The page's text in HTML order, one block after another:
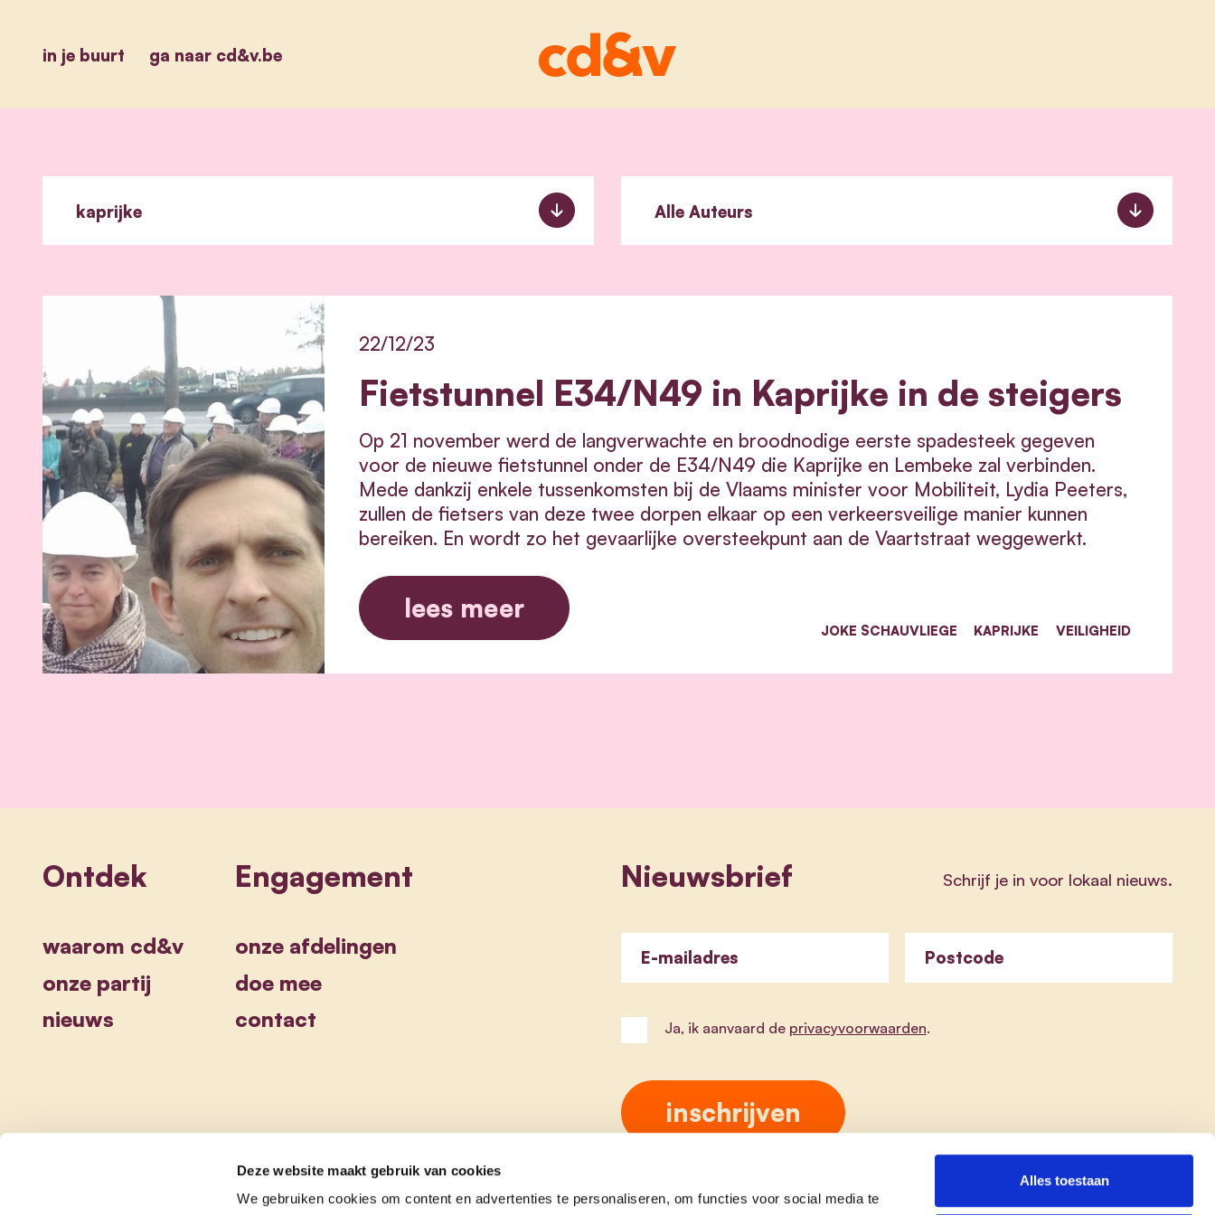
Deze website maakt gebruik van cookies
We gebruiken cookies om content en advertenties te personaliseren, om functies voor social media te
Alles toestaan
in je buurt ga naar cd&v.be
Fietstunnel E34/N49 in Kaprijke in de steigers
22/12/23
Op 21 november werd de langverwachte en broodnodige eerste spadesteek gegeven
voor de nieuwe fietstunnel onder de E34/N49 die Kaprijke en Lembeke zal verbinden.
Mede dankzij enkele tussenkomsten bij de Vlaams minister voor Mobiliteit, Lydia Peeters,
zullen de fietsers van deze twee dorpen elkaar op een verkeersveilige manier kunnen
bereiken. En wordt zo het gevaarlijke oversteekpunt aan de Vaartstraat weggewerkt.
lees meer
JOKE SCHAUVLIEGE KAPRIJKE VEILIGHEID
Ontdek
waarom cd&v
onze partij
nieuws
Engagement
onze afdelingen
doe mee
contact
Nieuwsbrief Schrijf je in voor lokaal nieuws.
E-mailadres Postcode
Ja, ik aanvaard de privacyvoorwaarden.